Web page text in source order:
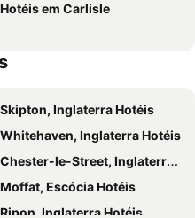
Hotéis em Carlisle
Skipton, Inglaterra Hotéis
Whitehaven, Inglaterra Hotéis
Chester-le-Street, Inglaterra Hotéis
Moffat, Escócia Hotéis
Ripon, Inglaterra Hotéis